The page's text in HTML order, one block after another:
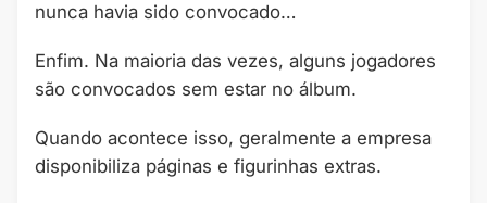
nunca havia sido convocado…
Enfim. Na maioria das vezes, alguns jogadores
são convocados sem estar no álbum.
Quando acontece isso, geralmente a empresa
disponibiliza páginas e figurinhas extras.